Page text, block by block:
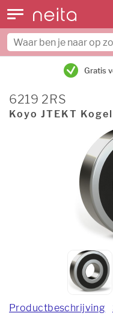
Gratis
6219 2RS
Koyo JTEKT
Productbeschrijving